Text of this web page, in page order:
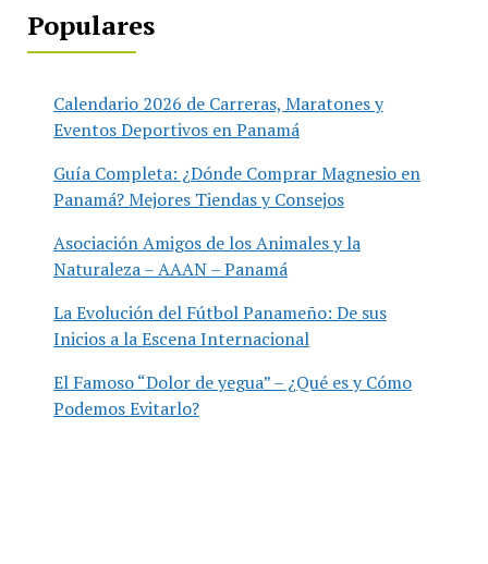
Populares
Calendario 2026 de Carreras, Maratones y
Eventos Deportivos en Panamá
Guía Completa: ¿Dónde Comprar Magnesio en
Panamá? Mejores Tiendas y Consejos
Asociación Amigos de los Animales y la
Naturaleza – AAAN – Panamá
La Evolución del Fútbol Panameño: De sus
Inicios a la Escena Internacional
El Famoso “Dolor de yegua” – ¿Qué es y Cómo
Podemos Evitarlo?